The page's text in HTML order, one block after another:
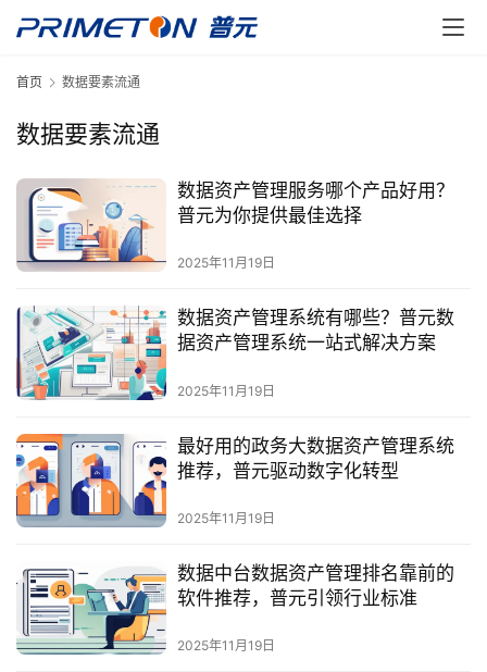
最
新
动
产
品
首页 数据要素流通
数据要素流通
数据资产管理服务哪个产品好用？
普元为你提供最佳选择
2025年11月19日
数据资产管理系统有哪些？普元数
据资产管理系统一站式解决方案
2025年11月19日
最好用的政务大数据资产管理系统
推荐，普元驱动数字化转型
2025年11月19日
数据中台数据资产管理排名靠前的
软件推荐，普元引领行业标准
2025年11月19日